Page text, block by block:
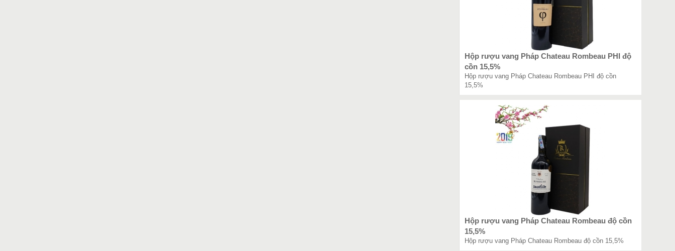
Hộp rượu vang Pháp Chateau Rombeau PHI độ
cồn 15,5%
Hộp rượu vang Pháp Chateau Rombeau PHI độ cồn
15,5%
Hộp rượu vang Pháp Chateau Rombeau độ cồn
15,5%
Hộp rượu vang Pháp Chateau Rombeau độ cồn 15,5%